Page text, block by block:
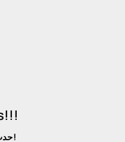
حدث خطأ ما!